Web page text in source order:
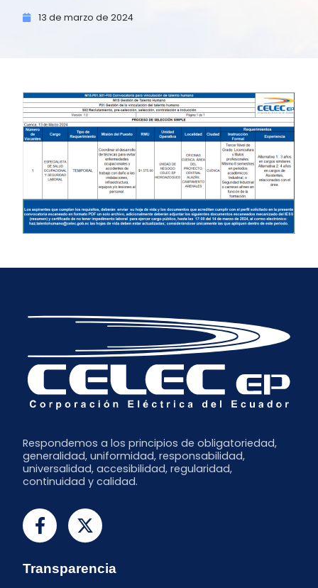
13 de marzo de 2024
Respondemos a los principios de obligatoriedad,
generalidad, uniformidad, responsabilidad,
universalidad, accesibilidad, regularidad,
continuidad y calidad.
Transparencia